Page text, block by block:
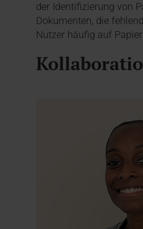
der Identifizierung von
Dokumenten, die
Nutzer häufig auf